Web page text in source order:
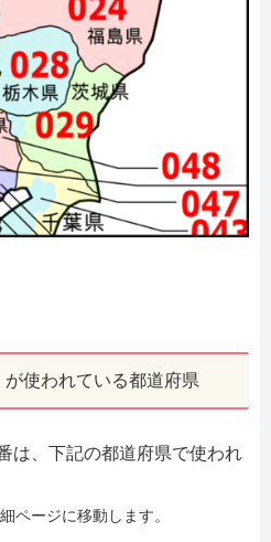
使われている都道府県
は、下記の都道府県で使われ
ページに移動します。